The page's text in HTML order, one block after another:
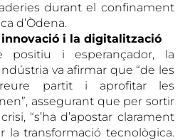
durant el confinament
d’Òdena.
i la digitalització
positiu i esperançador, la
va afirmar que “de les
partit i aprofitar les
assegurant que per sortir
“s’ha d’apostar clarament
la transformació tecnològica.